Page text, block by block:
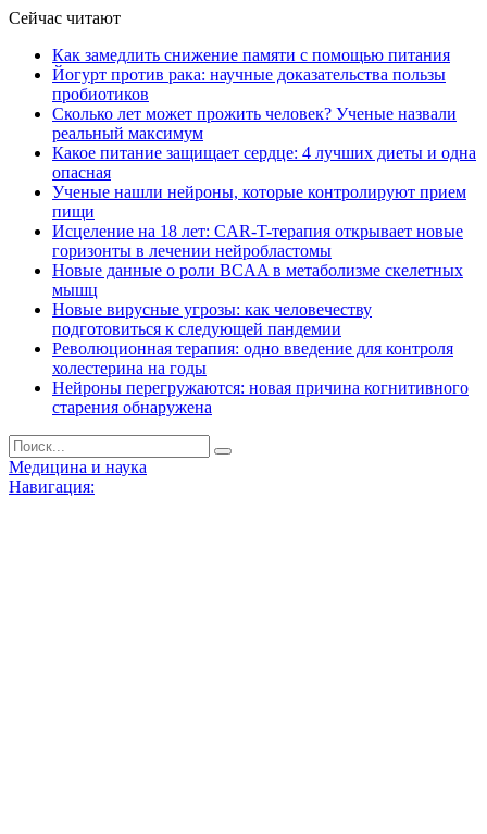
Сейчас читают
Как замедлить снижение памяти с помощью питания
Йогурт против рака: научные доказательства пользы
пробиотиков
Сколько лет может прожить человек? Ученые назвали
реальный максимум
Какое питание защищает сердце: 4 лучших диеты и одна
опасная
Ученые нашли нейроны, которые контролируют прием
пищи
Исцеление на 18 лет: CAR-T-терапия открывает новые
горизонты в лечении нейробластомы
Новые данные о роли BCAA в метаболизме скелетных
мышц
Новые вирусные угрозы: как человечеству
подготовиться к следующей пандемии
Революционная терапия: одно введение для контроля
холестерина на годы
Нейроны перегружаются: новая причина когнитивного
старения обнаружена
Медицина и наука
Навигация: